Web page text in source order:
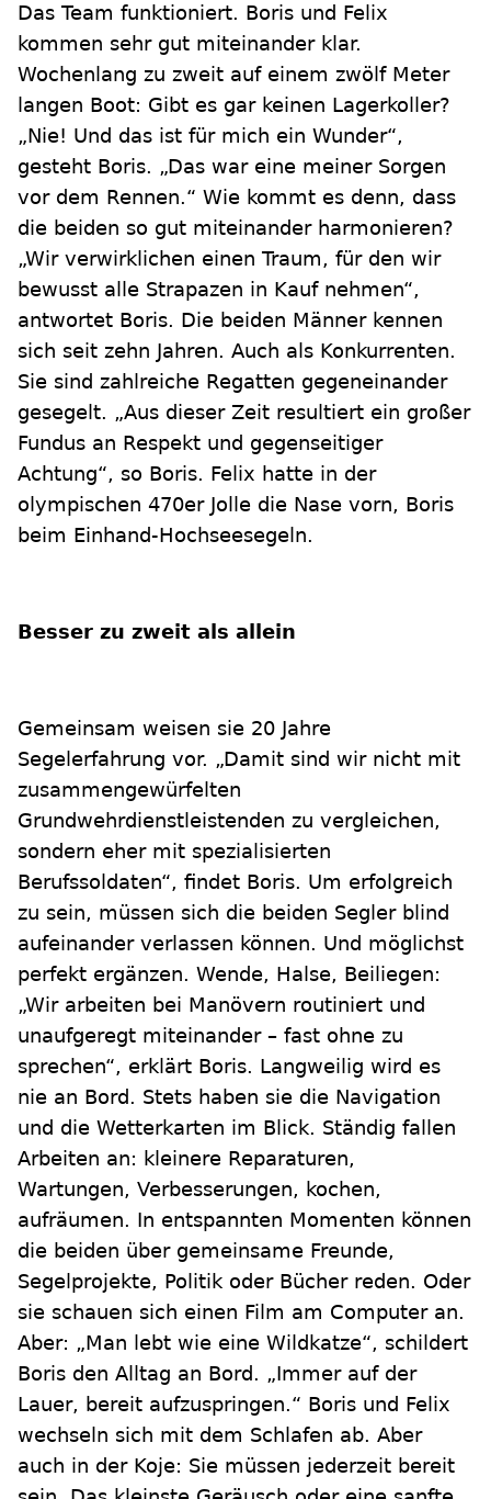
Das Team funktioniert. Boris und Felix
kommen sehr gut miteinander klar.
Wochenlang zu zweit auf einem zwölf Meter
langen Boot: Gibt es gar keinen Lagerkoller?
„Nie! Und das ist für mich ein Wunder“,
gesteht Boris. „Das war eine meiner Sorgen
vor dem Rennen.“ Wie kommt es denn, dass
die beiden so gut miteinander harmonieren?
„Wir verwirklichen einen Traum, für den wir
bewusst alle Strapazen in Kauf nehmen“,
antwortet Boris. Die beiden Männer kennen
sich seit zehn Jahren. Auch als Konkurrenten.
Sie sind zahlreiche Regatten gegeneinander
gesegelt. „Aus dieser Zeit resultiert ein großer
Fundus an Respekt und gegenseitiger
Achtung“, so Boris. Felix hatte in der
olympischen 470er Jolle die Nase vorn, Boris
beim Einhand-Hochseesegeln.
Besser zu zweit als allein
Gemeinsam weisen sie 20 Jahre
Segelerfahrung vor. „Damit sind wir nicht mit
zusammengewürfelten
Grundwehrdienstleistenden zu vergleichen,
sondern eher mit spezialisierten
Berufssoldaten“, findet Boris. Um erfolgreich
zu sein, müssen sich die beiden Segler blind
aufeinander verlassen können. Und möglichst
perfekt ergänzen. Wende, Halse, Beiliegen:
„Wir arbeiten bei Manövern routiniert und
unaufgeregt miteinander – fast ohne zu
sprechen“, erklärt Boris. Langweilig wird es
nie an Bord. Stets haben sie die Navigation
und die Wetterkarten im Blick. Ständig fallen
Arbeiten an: kleinere Reparaturen,
Wartungen, Verbesserungen, kochen,
aufräumen. In entspannten Momenten können
die beiden über gemeinsame Freunde,
Segelprojekte, Politik oder Bücher reden. Oder
sie schauen sich einen Film am Computer an.
Aber: „Man lebt wie eine Wildkatze“, schildert
Boris den Alltag an Bord. „Immer auf der
Lauer, bereit aufzuspringen.“ Boris und Felix
wechseln sich mit dem Schlafen ab. Aber
auch in der Koje: Sie müssen jederzeit bereit